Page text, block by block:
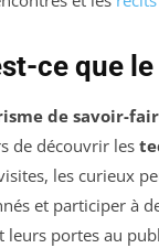
ce que
de savoir-
de découvrir les
les curieux
et participer à
leurs portes au